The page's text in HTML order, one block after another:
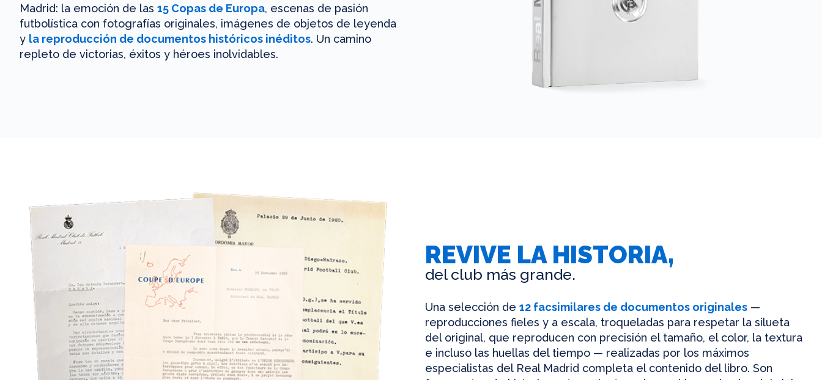
Madrid: la emoción de las 15 Copas de Europa, escenas de pasión
futbolística con fotografías originales, imágenes de objetos de leyenda
y la reproducción de documentos históricos inéditos. Un camino
repleto de victorias, éxitos y héroes inolvidables.
REVIVE LA HISTORIA,
del club más grande.
Una selección de 12 facsimilares de documentos originales —
reproducciones fieles y a escala, troqueladas para respetar la silueta
del original, que reproducen con precisión el tamaño, el color, la textura
e incluso las huellas del tiempo — realizadas por los máximos
especialistas del Real Madrid completa el contenido del libro. Son